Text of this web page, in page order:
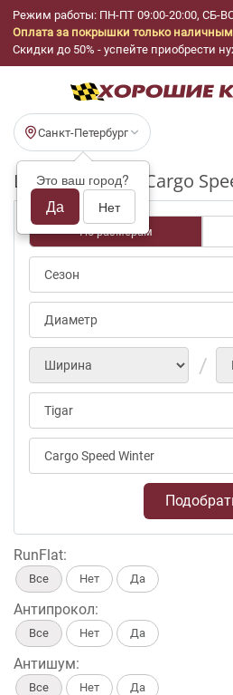
Режим работы: ПН-ПТ 09:00-20:00, СБ-
Оплата за покрышки только
Скидки до 50% - успейте приобрести
Санкт-Петербург
Это ваш город?
Да Нет
Шины бу Tigar Cargo
По размерам
RunFlat:
Все Нет Да
Антипрокол:
Все Нет Да
Антишум:
Все Нет Да